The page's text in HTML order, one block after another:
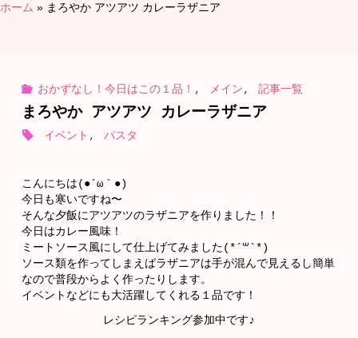
ホーム » まろやか アツアツ カレーラザニア
おかずなし！今日はこの１品！ , メイン, 記事一覧
まろやか アツアツ カレーラザニア
イベント , パスタ
こんにちは(●´ω｀●)
今日も寒いですね〜
そんな夕飯にアツアツのラザニアを作りました！！
今日はカレー風味！
ミートソース風にして仕上げてみました(*´꒳`*)
ソース類を作ってしまえばラザニアは手が混んで見えるし簡単
なので普段からよく作ったりします。
イベントなどにも大活躍してくれる１品です！
レシピランキング参加中です♪